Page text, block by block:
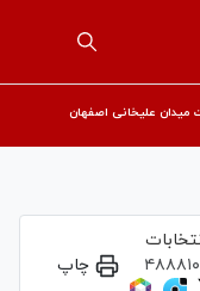
میدان علیخانی اصفهان
چاپ